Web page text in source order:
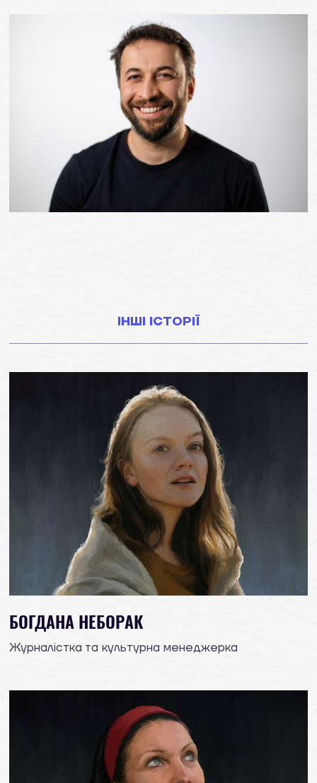
ІНШІ ІСТОРІЇ
БОГДАНА НЕБОРАК
Журналістка та культурна менеджерка